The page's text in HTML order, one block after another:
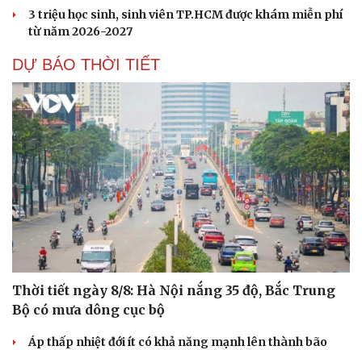
3 triệu học sinh, sinh viên TP.HCM được khám miễn phí
từ năm 2026-2027
DỰ BÁO THỜI TIẾT
Thời tiết ngày 8/8: Hà Nội nắng 35 độ, Bắc Trung
Bộ có mưa dông cục bộ
Áp thấp nhiệt đới ít có khả năng mạnh lên thành bão